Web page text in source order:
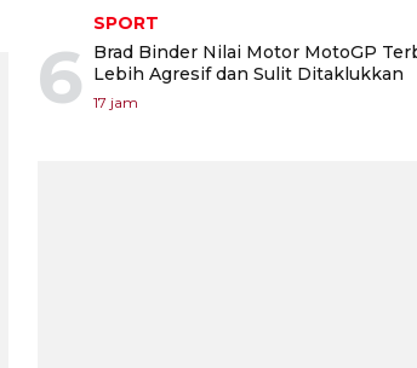
6
SPORT
Brad Binder Nilai Motor MotoGP
Lebih Agresif dan Sulit Ditaklukkan
17 jam